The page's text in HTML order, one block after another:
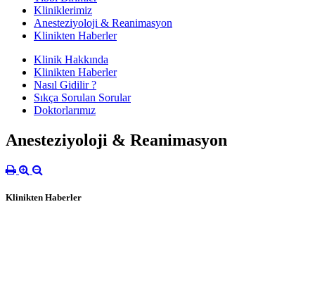
Kliniklerimiz
Anesteziyoloji & Reanimasyon
Klinikten Haberler
Klinik Hakkında
Klinikten Haberler
Nasıl Gidilir ?
Sıkça Sorulan Sorular
Doktorlarımız
Anesteziyoloji & Reanimasyon
Klinikten Haberler